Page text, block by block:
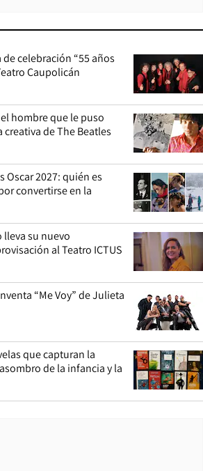
celebración “55 años
Caupolicán
hombre que le puso
de The Beatles
Oscar 2027: quién es
convertirse en la
su nuevo
al Teatro ICTUS
“Me Voy” de Julieta
que capturan la
de la infancia y la